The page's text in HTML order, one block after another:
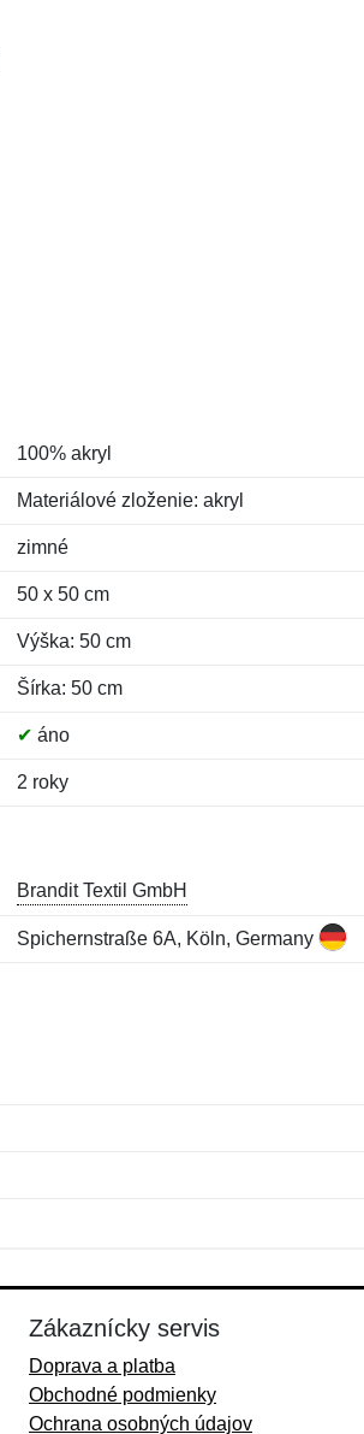
100% akryl
Materiálové zloženie: akryl
zimné
50 x 50 cm
Výška: 50 cm
Šírka: 50 cm
✔ áno
2 roky
Brandit Textil GmbH
Spichernstraße 6A, Köln, Germany
Zákaznícky servis
Doprava a platba
Obchodné podmienky
Ochrana osobných údajov